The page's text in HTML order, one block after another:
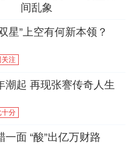
间乱象
星”上空有何新本领？
注
潮起 再现张謇传奇人生
十分
一面 “酸”出亿万财路